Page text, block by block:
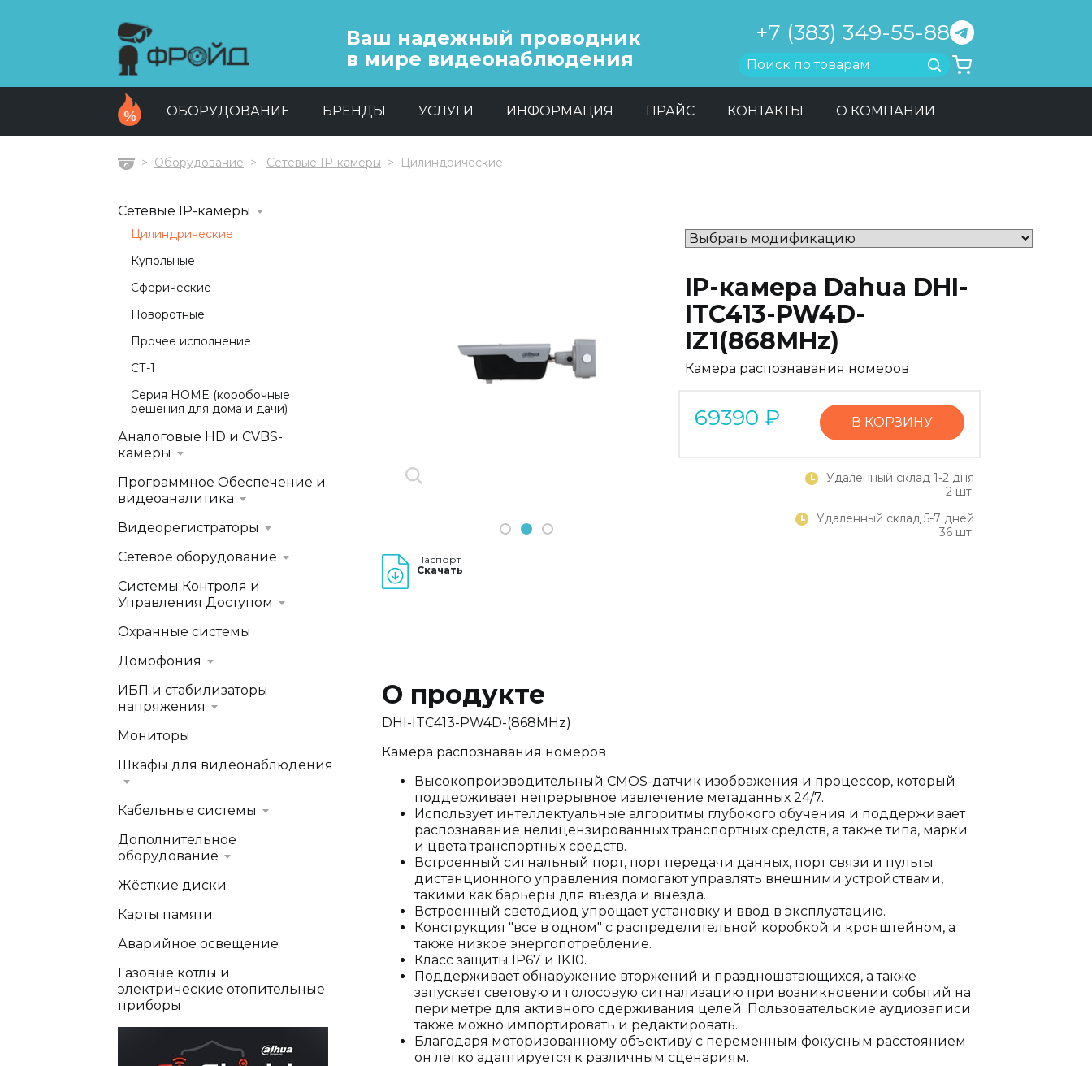
Ваш надежный проводник
в мире видеонаблюдения
+7 (383) 349-55-88
Найти
ОБОРУДОВАНИЕ БРЕНДЫ УСЛУГИ ИНФОРМАЦИЯ ПРАЙС КОНТАКТЫ О КОМПАНИИ
ГлавнаяОборудование Сетевые IP-камеры Цилиндрические
1 2 3
Паспорт
Скачать
IP-камера Dahua DHI-
ITC413-PW4D-
IZ1(868MHz)
Камера распознавания номеров
69390 ₽ В КОРЗИНУ
Удаленный склад 1-2 дня
2 шт.
Удаленный склад 5-7 дней
36 шт.
О продукте
DHI-ITC413-PW4D-(868MHz)
Камера распознавания номеров
Высокопроизводительный CMOS-датчик изображения и процессор, который
поддерживает непрерывное извлечение метаданных 24/7.
Использует интеллектуальные алгоритмы глубокого обучения и поддерживает
распознавание нелицензированных транспортных средств, а также типа, марки
и цвета транспортных средств.
Встроенный сигнальный порт, порт передачи данных, порт связи и пульты
дистанционного управления помогают управлять внешними устройствами,
такими как барьеры для въезда и выезда.
Встроенный светодиод упрощает установку и ввод в эксплуатацию.
Конструкция "все в одном" с распределительной коробкой и кронштейном, а
также низкое энергопотребление.
Класс защиты IP67 и IK10.
Поддерживает обнаружение вторжений и праздношатающихся, а также
запускает световую и голосовую сигнализацию при возникновении событий на
периметре для активного сдерживания целей. Пользовательские аудиозаписи
также можно импортировать и редактировать.
Благодаря моторизованному объективу с переменным фокусным расстоянием
он легко адаптируется к различным сценариям.
Сетевые IP-камеры
Цилиндрические
Купольные
Сферические
Поворотные
Прочее исполнение
СТ-1
Серия HOME (коробочные
решения для дома и дачи)
Аналоговые HD и CVBS-
камеры
Программное Обеспечение и
видеоаналитика
Видеорегистраторы
Сетевое оборудование
Системы Контроля и
Управления Доступом
Охранные системы
Домофония
ИБП и стабилизаторы
напряжения
Мониторы
Шкафы для видеонаблюдения
Кабельные системы
Дополнительное
оборудование
Жёсткие диски
Карты памяти
Аварийное освещение
Газовые котлы и
электрические отопительные
приборы